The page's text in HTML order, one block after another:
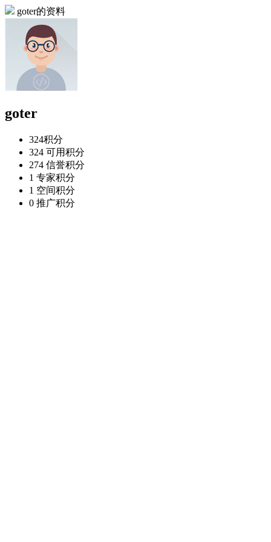
goter的资料
goter
324积分
324 可用积分
274 信誉积分
1 专家积分
1 空间积分
0 推广积分